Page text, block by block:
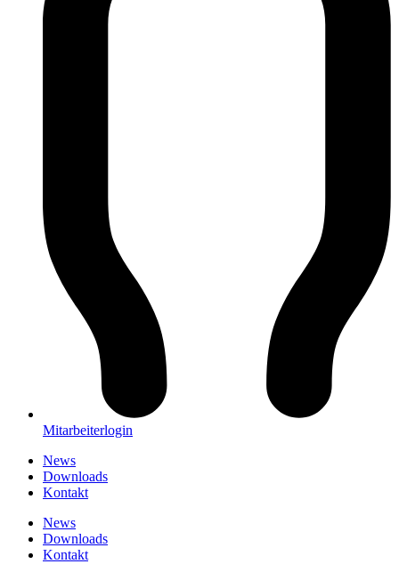
Mitarbeiterlogin
News
Downloads
Kontakt
News
Downloads
Kontakt